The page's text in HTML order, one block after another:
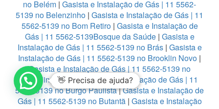
no Belém | Gasista e Instalação de Gás | 11 5562-
5139 no Belenzinho | Gasista e Instalação de Gás | 11
5562-5139 no Bom Retiro| Gasista e Instalação de
Gás | 11 5562-5139Bosque da Saúde| Gasista e
Instalação de Gás | 11 5562-5139 no Brás| Gasista e
Instalação de Gás | 11 5562-5139 no Brooklin Novo |
Gasista e Instalação de Gás | 11 5562-5139 no
Brooklin Paulista|Gasista e Instalação de Gás | 11
5562-5139 no Burgo Paulista|Gasista e Instalação de
Gás | 11 5562-5139 no Butantã| Gasista e Instalação
👋 Precisa de ajuda?